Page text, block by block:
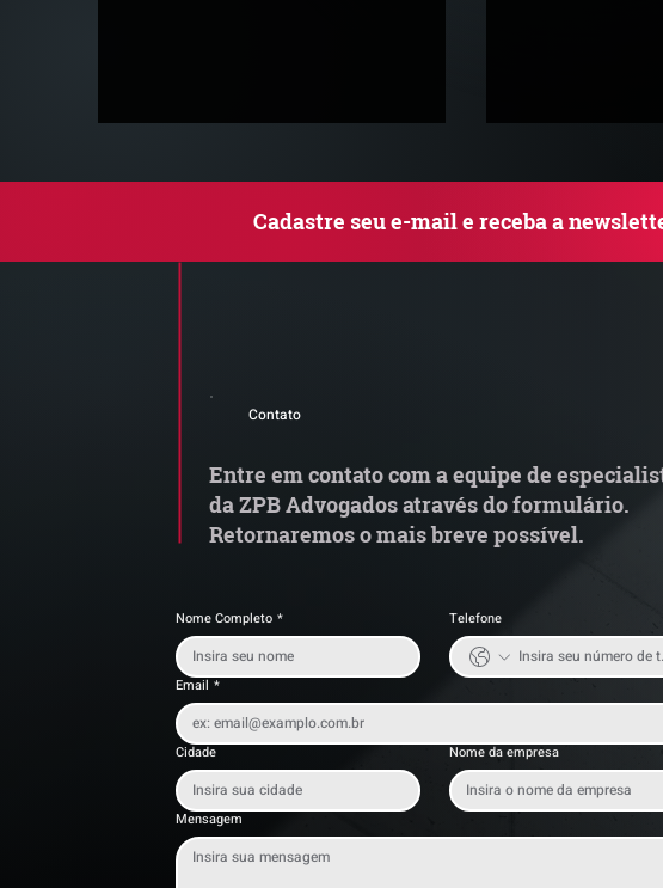
Alerta de Tentativa de
Cadastre seu e-mail e receba a
Contato
Entre em contato com a equipe de
da ZPB Advogados através do formulário.
Retornaremos o mais breve possível.
Nome Completo * Telefone
Email *
Cidade Nome da empresa
Mensagem